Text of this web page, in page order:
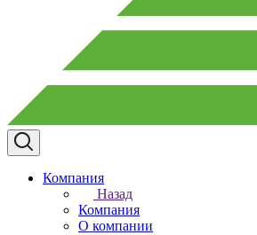
Компания
Назад
Компания
О компании